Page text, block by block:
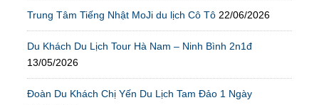
Trung Tâm Tiếng Nhật MoJi du lịch Cô Tô 22/06/2026
Du Khách Du Lịch Tour Hà Nam – Ninh Bình 2n1đ
13/05/2026
Đoàn Du Khách Chị Yến Du Lịch Tam Đảo 1 Ngày